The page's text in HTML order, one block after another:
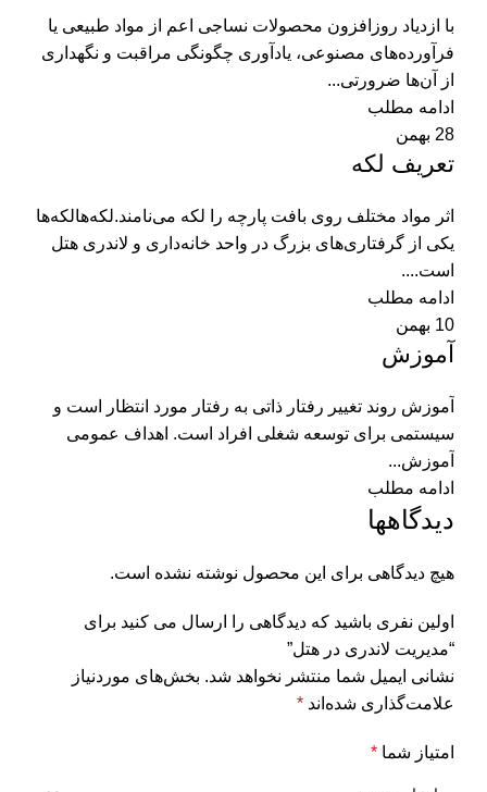
با ازدیاد روزافزون محصولات نساجی اعم از مواد طبیعی یا
فرآورده‌های مصنوعی، یادآوری چگونگی مراقبت و نگهداری
از آن‌ها ضرورتی...
ادامه مطلب
28 بهمن
تعریف لکه
اثر مواد مختلف روی بافت پارچه را لکه می‌نامند.لکه‌هالکه‌ها
یکی از گرفتاری‌های بزرگ در واحد خانه‌داری و لاندری هتل
است....
ادامه مطلب
10 بهمن
آموزش
آموزش روند تغییر رفتار ذاتی به رفتار مورد انتظار است و
سیستمی برای توسعه شغلی افراد است. اهداف عمومی
آموزش...
ادامه مطلب
دیدگاهها
هیچ دیدگاهی برای این محصول نوشته نشده است.
اولین نفری باشید که دیدگاهی را ارسال می کنید برای
“مدیریت لاندری در هتل”
نشانی ایمیل شما منتشر نخواهد شد. بخش‌های موردنیاز
علامت‌گذاری شده‌اند *
امتیاز شما *